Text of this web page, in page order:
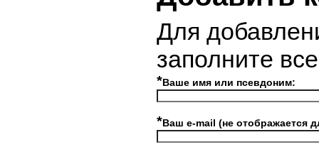
Для
заполните
*Ваше имя или псевдоним:
*Ваш e-mail (не отображается